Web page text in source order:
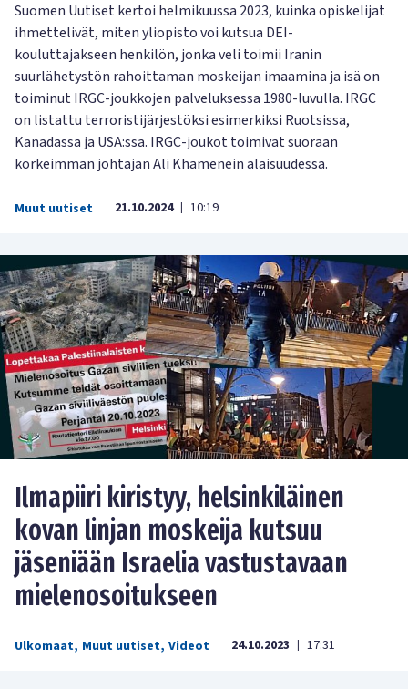
Suomen Uutiset kertoi helmikuussa 2023, kuinka opiskelijat
ihmettelivät, miten yliopisto voi kutsua DEI-
kouluttajakseen henkilön, jonka veli toimii Iranin
suurlähetystön rahoittaman moskeijan imaamina ja isä on
toiminut IRGC-joukkojen palveluksessa 1980-luvulla. IRGC
on listattu terroristijärjestöksi esimerkiksi Ruotsissa,
Kanadassa ja USA:ssa. IRGC-joukot toimivat suoraan
korkeimman johtajan Ali Khamenein alaisuudessa.
Muut uutiset 21.10.2024 | 10:19
Ilmapiiri kiristyy, helsinkiläinen
kovan linjan moskeija kutsuu
jäseniään Israelia vastustavaan
mielenosoitukseen
Ulkomaat, Muut uutiset, Videot 24.10.2023 | 17:31